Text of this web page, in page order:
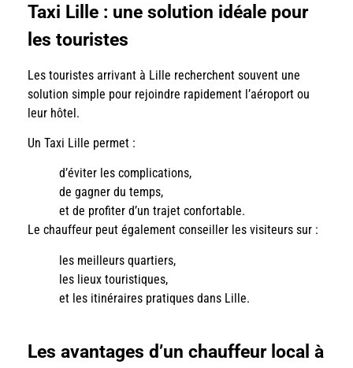
Taxi Lille : une solution idéale pour
les touristes
Les touristes arrivant à Lille recherchent souvent une
solution simple pour rejoindre rapidement l’aéroport ou
leur hôtel.
Un Taxi Lille permet :
d’éviter les complications,
de gagner du temps,
et de profiter d’un trajet confortable.
Le chauffeur peut également conseiller les visiteurs sur :
les meilleurs quartiers,
les lieux touristiques,
et les itinéraires pratiques dans Lille.
Les avantages d’un chauffeur local à